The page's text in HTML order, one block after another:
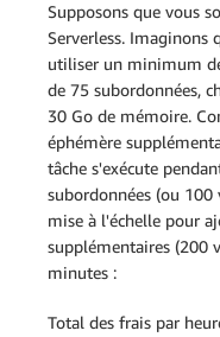
Supposons que vous
Serverless. Imaginons
utiliser un minimum
de 75 subordonnées,
30 Go de mémoire.
éphémère
tâche s'exécute
subordonnées (ou
mise à l'échelle pour
supplémentaires (200
minutes :
Total des frais par